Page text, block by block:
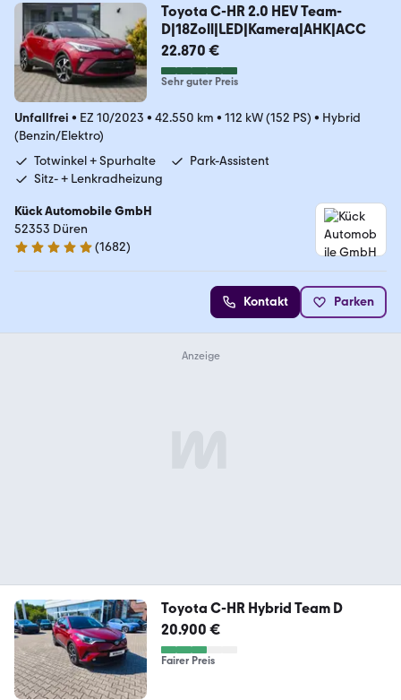
Toyota C-HR 2.0 HEV Team-
D|18Zoll|LED|Kamera|AHK|ACC
22.870 €
Sehr guter Preis
Unfallfrei • EZ 10/2023 • 42.550 km • 112 kW (152 PS) • Hybrid
(Benzin/Elektro)
Totwinkel + Spurhalte
Park-Assistent
Sitz- + Lenkradheizung
Kück Automobile GmbH
52353 Düren
4.8 Sterne
(1682)
Kontakt Parken
Toyota C-HR Hybrid Team D
20.900 €
Fairer Preis